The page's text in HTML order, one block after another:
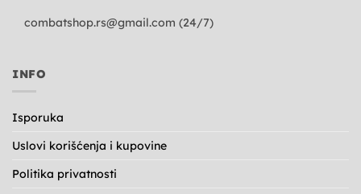
combatshop.rs@gmail.com (24/7)
INFO
Isporuka
Uslovi korišćenja i kupovine
Politika privatnosti